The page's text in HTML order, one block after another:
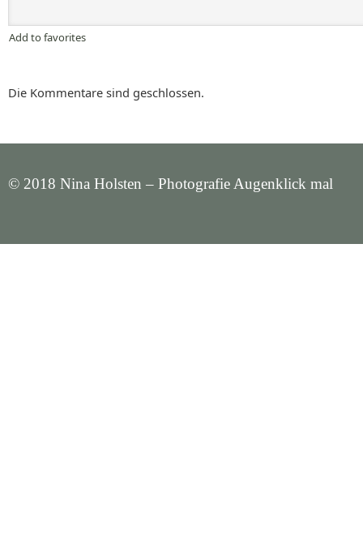
Add to favorites
Die Kommentare sind geschlossen.
© 2018 Nina Holsten – Photografie Augenklick mal